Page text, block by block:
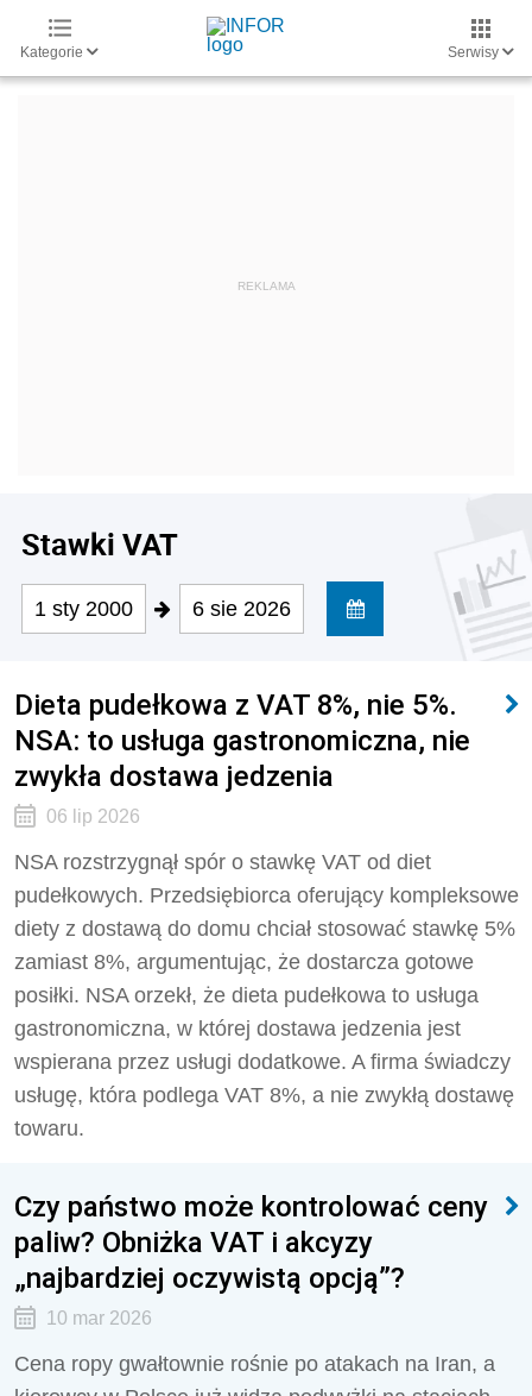
Kategorie Serwisy
Stawki VAT
1 sty 2000 6 sie 2026
Dieta pudełkowa z VAT 8%, nie 5%.
NSA: to usługa gastronomiczna, nie
zwykła dostawa jedzenia
06 lip 2026
NSA rozstrzygnął spór o stawkę VAT od diet
pudełkowych. Przedsiębiorca oferujący kompleksowe
diety z dostawą do domu chciał stosować stawkę 5%
zamiast 8%, argumentując, że dostarcza gotowe
posiłki. NSA orzekł, że dieta pudełkowa to usługa
gastronomiczna, w której dostawa jedzenia jest
wspierana przez usługi dodatkowe. A firma świadczy
usługę, która podlega VAT 8%, a nie zwykłą dostawę
towaru.
Czy państwo może kontrolować ceny
paliw? Obniżka VAT i akcyzy
„najbardziej oczywistą opcją”?
10 mar 2026
Cena ropy gwałtownie rośnie po atakach na Iran, a